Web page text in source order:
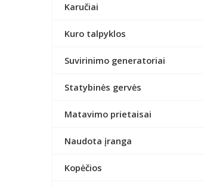
Karučiai
Kuro talpyklos
Suvirinimo generatoriai
Statybinės gervės
Matavimo prietaisai
Naudota įranga
Kopėčios